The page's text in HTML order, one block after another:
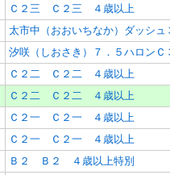
Ｃ２三 Ｃ２三 ４歳以上
Ｃ２二 Ｃ２二 ４歳以上
Ｃ２二 Ｃ２二 ４歳以上
Ｃ２一 Ｃ２一 ４歳以上
Ｃ２一 Ｃ２一 ４歳以上
Ｂ２ Ｂ２ ４歳以上特別